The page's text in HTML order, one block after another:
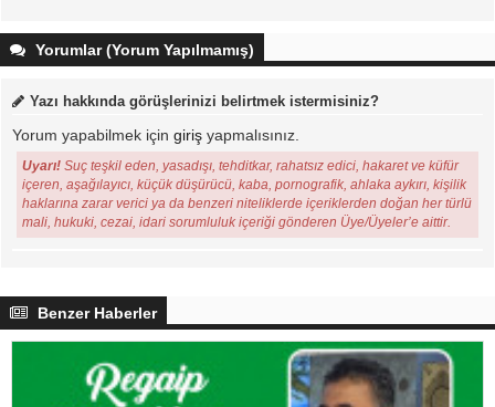
Yorumlar (Yorum Yapılmamış)
Yazı hakkında görüşlerinizi belirtmek istermisiniz?
Yorum yapabilmek için giriş yapmalısınız.
Uyarı! Suç teşkil eden, yasadışı, tehditkar, rahatsız edici, hakaret ve küfür
içeren, aşağılayıcı, küçük düşürücü, kaba, pornografik, ahlaka aykırı, kişilik
haklarına zarar verici ya da benzeri niteliklerde içeriklerden doğan her türlü
mali, hukuki, cezai, idari sorumluluk içeriği gönderen Üye/Üyeler’e aittir.
Benzer Haberler